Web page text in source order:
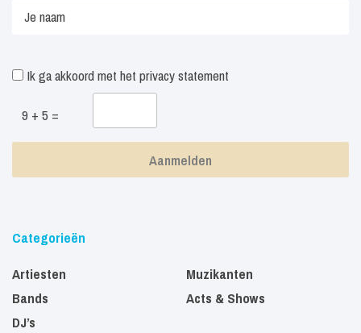
Ik ga akkoord met het privacy statement
9 + 5 =
Categorieën
Artiesten
Bands
DJ’s
Muzikanten
Acts & Shows